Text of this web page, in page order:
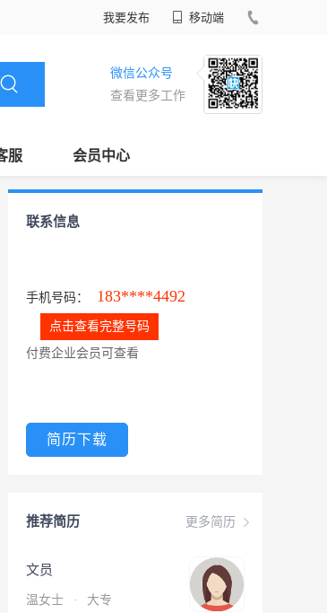
我要发布 移动端
微信公众号
查看更多工作
服 会员中心
联系信息
手机号码： 183****4492
点击查看完整号码
付费企业会员可查看
简历下载
更多简历
推荐简历
文员
温女士 · 大专